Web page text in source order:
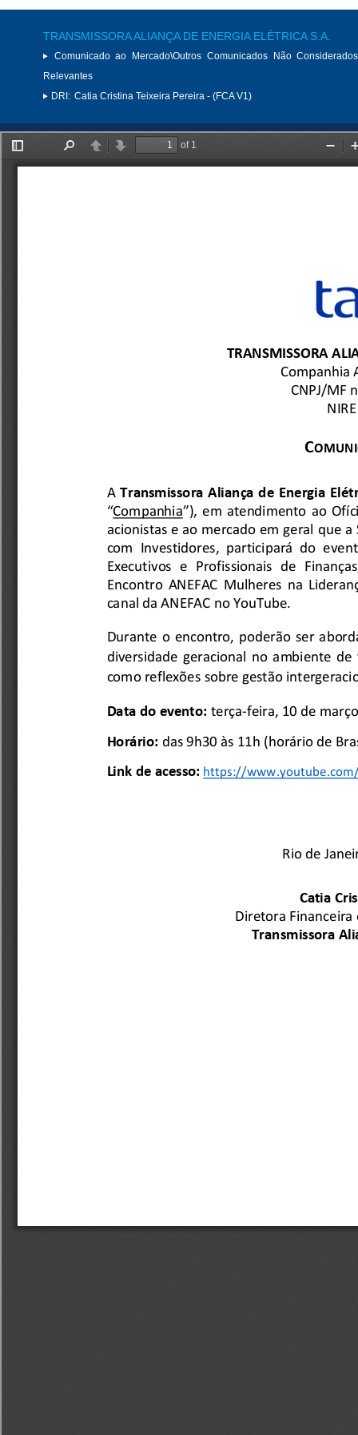
TRANSMISSORA ALIANÇA DE ENERGIA ELÉTRICA S.A.
Comunicado ao Mercado\Outros Comunicados Não
Relevantes
DRI: Catia Cristina Teixeira Pereira - (FCA V1)